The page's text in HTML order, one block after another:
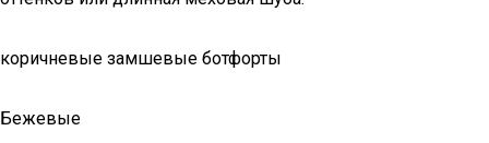
коричневые замшевые ботфорты
Бежевые